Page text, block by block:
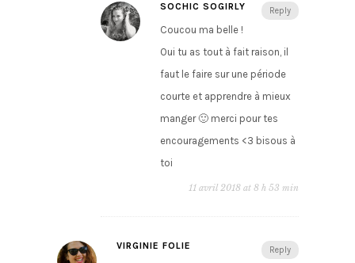
Reply
SOCHIC SOGIRLY
Coucou ma belle !
Oui tu as tout à fait raison, il
faut le faire sur une période
courte et apprendre à mieux
manger 🙂 merci pour tes
encouragements <3 bisous à
toi
11 avril 2018 at 8 h 53 min
Reply
VIRGINIE FOLIE